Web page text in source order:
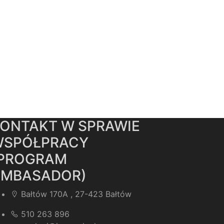
W SPRAWIE
Bałtów 170A , 27-423 Bałtów
510 263 896